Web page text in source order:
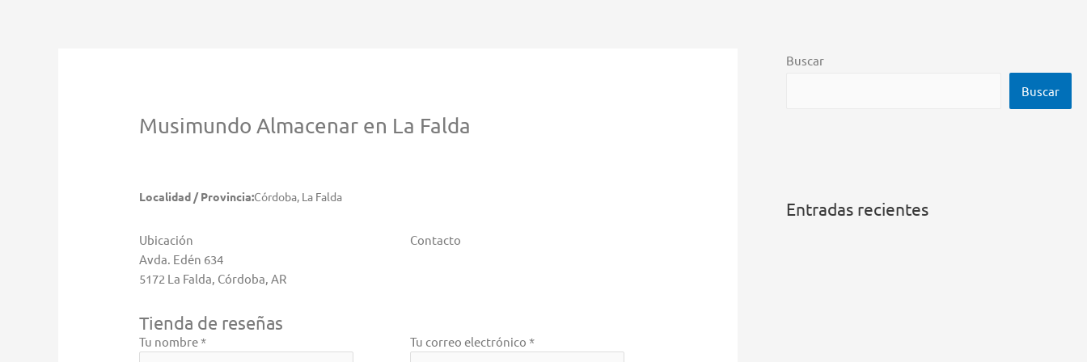
MusimundoAlmacenar en La Falda
Localidad / Provincia:Córdoba, La Falda
Ubicación
Avda. Edén 634
5172 La Falda, Córdoba, AR
Contacto
Tienda de reseñas
Tu nombre * Tu correo electrónico *
Buscar
Buscar
Entradas recientes